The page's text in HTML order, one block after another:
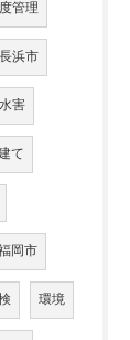
管理
長浜市
水害
て
岡市
環境